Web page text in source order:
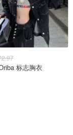
Oriba 标志胸衣